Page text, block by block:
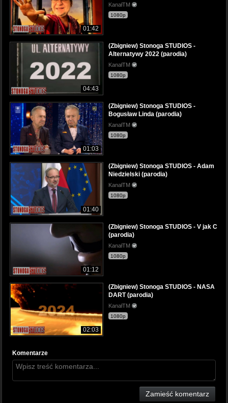
01:42
KanałTM
1080p
04:43
(Zbigniew) Stonoga STUDIOS -
Alternatywy 2022 (parodia)
KanałTM
1080p
01:03
(Zbigniew) Stonoga STUDIOS -
Bogusław Linda (parodia)
KanałTM
1080p
01:40
(Zbigniew) Stonoga STUDIOS - Adam
Niedzielski (parodia)
KanałTM
1080p
01:12
(Zbigniew) Stonoga STUDIOS - V jak C
(parodia)
KanałTM
1080p
02:03
(Zbigniew) Stonoga STUDIOS - NASA
DART (parodia)
KanałTM
1080p
Komentarze
Zamieść komentarz